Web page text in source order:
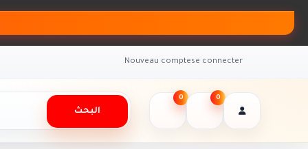
Nouveau comptese connecter
البحث
0 0